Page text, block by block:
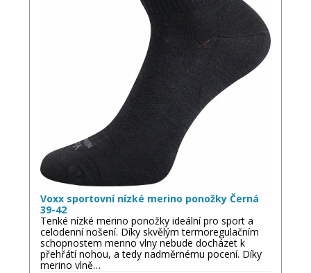
Voxx sportovní nízké merino ponožky Černá
39-42
Tenké nízké merino ponožky ideální pro sport a
celodenní nošení. Díky skvělým termoregulačním
schopnostem merino vlny nebude docházet k
přehřátí nohou, a tedy nadměrnému pocení. Díky
merino vlně…